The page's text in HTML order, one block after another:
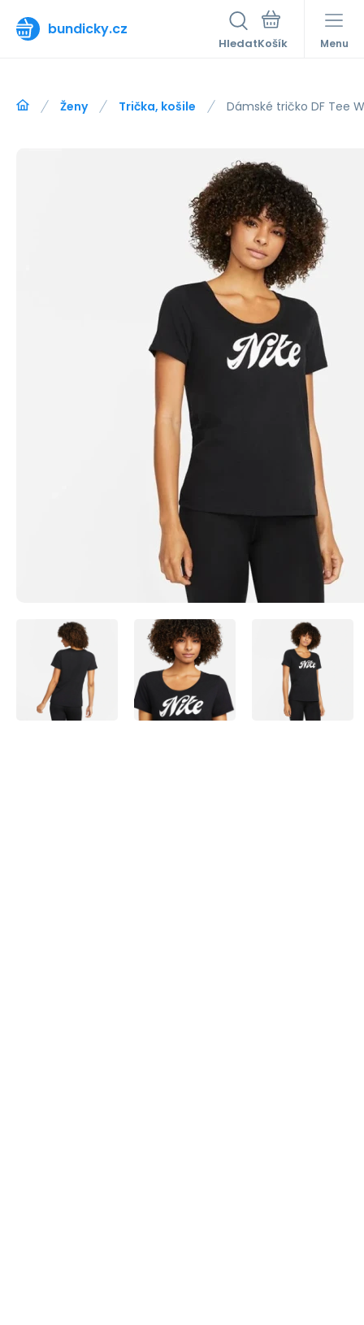
bundicky.cz
Hledat Menu
Ženy Trička, košile Dámské tričko DF Tee